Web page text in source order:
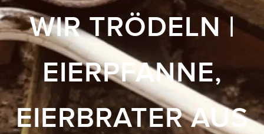
WIR TRÖDELN |
EIERPFANNE,
EIERBRATER AUS